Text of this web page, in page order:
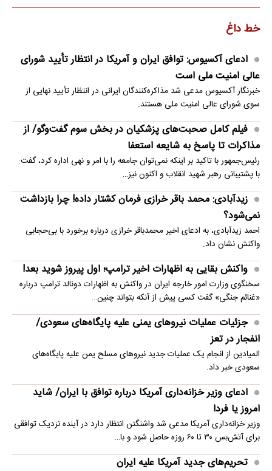
خط داغ
ادعای آکسیوس: توافق ایران و آمریکا در انتظار تأیید شورای
عالی امنیت ملی است
خبرنگار آکسیوس مدعی شد مذاکره‌کنندگان ایرانی در انتظار تأیید نهایی از
سوی شورای عالی امنیت ملی هستند.
فیلم کامل صحبت‌های پزشکیان در بخش سوم گفت‌وگو/ از
مذاکرات تا پاسخ به شایعه استعفا
رئیس‌جمهور با تاکید بر اینکه نمی‌توان جامعه را با امر و نهی اداره کرد، گفت:
با پشتیبانی رهبر شهید انقلاب و اکنون نیز…
زیدآبادی: محمد باقر خرازی فرمان کشتار داده! چرا بازداشت
نمی‌شود؟
احمد زیدآبادی، به ادعای اخیر محمدباقر خرازی درباره برخورد با بی‌حجابی
واکنش نشان داد.
واکنش بقایی به اظهارات اخیر ترامپ؛ اول پیروز شوید بعد!
سخنگوی وزارت امور خارجه ایران در واکنش به اظهارات دونالد ترامپ درباره
«غنائم جنگی» گفت کسی پیش از آنکه بتواند چنین…
جزئیات عملیات نیروهای یمنی علیه پایگاه‌های سعودی/
انفجار در تعز
المیادین از انجام یک عملیات جدید نیروهای مسلح یمن علیه پایگاه‌های
سعودی خبر داد.
ادعای وزیر خزانه‌داری آمریکا درباره توافق با ایران/ شاید
امروز یا فردا
وزیر خزانه‌داری آمریکا مدعی شد واشنگتن انتظار دارد در آینده نزدیک توافقی
برای آتش‌بس ۳۰ تا ۶۰ روزه حاصل شود و با…
تحریم‌های جدید آمریکا علیه ایران